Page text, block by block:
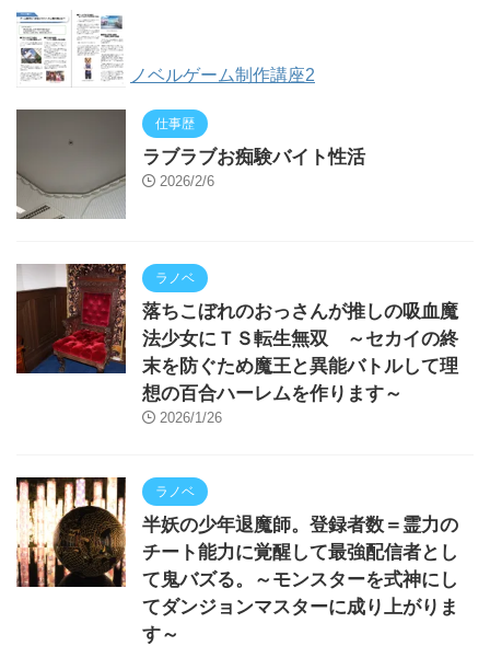
ノベルゲーム制作講座2
仕事歴
ラブラブお痴験バイト性活
2026/2/6
ラノベ
落ちこぼれのおっさんが推しの吸血魔
法少女にＴＳ転生無双 ～セカイの終
末を防ぐため魔王と異能バトルして理
想の百合ハーレムを作ります～
2026/1/26
ラノベ
半妖の少年退魔師。登録者数＝霊力の
チート能力に覚醒して最強配信者とし
て鬼バズる。～モンスターを式神にし
てダンジョンマスターに成り上がりま
す～